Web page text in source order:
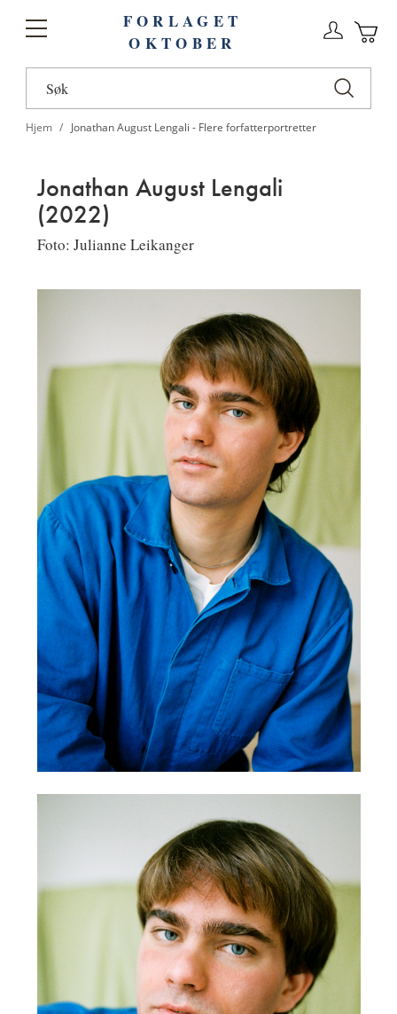
Toggle
FORLAGET
OKTOBER
Hjem Jonathan August Lengali - Flere forfatterportretter
Jonathan August Lengali
(2022)
Foto: Julianne Leikanger